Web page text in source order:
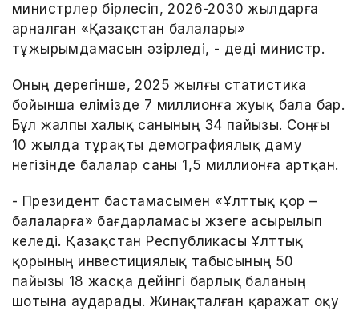
министрлер бірлесіп, 2026-2030 жылдарға
арналған «Қазақстан балалары»
тұжырымдамасын әзірледі, - деді министр.
Оның дерегінше, 2025 жылғы статистика
бойынша елімізде 7 миллионға жуық бала бар.
Бұл жалпы халық санының 34 пайызы. Соңғы
10 жылда тұрақты демографиялық даму
негізінде балалар саны 1,5 миллионға артқан.
- Президент бастамасымен «Ұлттық қор –
балаларға» бағдарламасы жүзеге асырылып
келеді. Қазақстан Республикасы Ұлттық
қорының инвестициялық табысының 50
пайызы 18 жасқа дейінгі барлық баланың
шотына аударады. Жинақталған қаражат оқу